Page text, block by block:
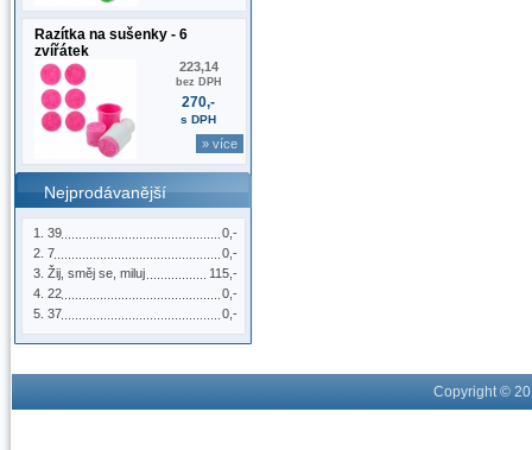
Razítka na sušenky - 6
zvířátek
223,14
bez DPH
270,-
s DPH
» více
Nejprodávanější
0,-
39
0,-
7
115,-
Žij, směj se, miluj
0,-
22
0,-
37
Copyright ©